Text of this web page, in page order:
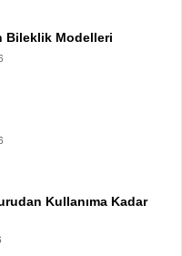
Bileklik Modelleri
Kullanıma Kadar